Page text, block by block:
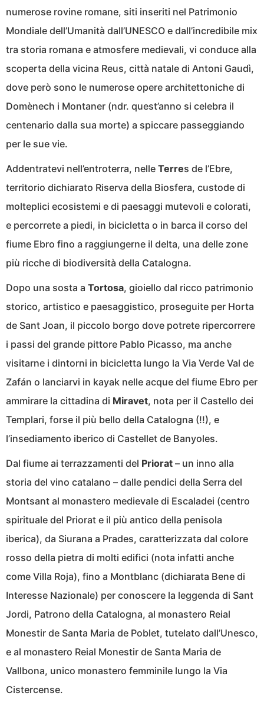
numerose rovine romane, siti inseriti nel Patrimonio
Mondiale dell’Umanità dall’UNESCO e dall’incredibile mix
tra storia romana e atmosfere medievali, vi conduce alla
scoperta della vicina Reus, città natale di Antoni Gaudì,
dove però sono le numerose opere architettoniche di
Domènech i Montaner (ndr. quest’anno si celebra il
centenario dalla sua morte) a spiccare passeggiando
per le sue vie.
Addentratevi nell’entroterra, nelle Terres de l’Ebre,
territorio dichiarato Riserva della Biosfera, custode di
molteplici ecosistemi e di paesaggi mutevoli e colorati,
e percorrete a piedi, in bicicletta o in barca il corso del
fiume Ebro fino a raggiungerne il delta, una delle zone
più ricche di biodiversità della Catalogna.
Dopo una sosta a Tortosa, gioiello dal ricco patrimonio
storico, artistico e paesaggistico, proseguite per Horta
de Sant Joan, il piccolo borgo dove potrete ripercorrere
i passi del grande pittore Pablo Picasso, ma anche
visitarne i dintorni in bicicletta lungo la Via Verde Val de
Zafán o lanciarvi in kayak nelle acque del fiume Ebro per
ammirare la cittadina di Miravet, nota per il Castello dei
Templari, forse il più bello della Catalogna (!!), e
l’insediamento iberico di Castellet de Banyoles.
Dal fiume ai terrazzamenti del Priorat – un inno alla
storia del vino catalano – dalle pendici della Serra del
Montsant al monastero medievale di Escaladei (centro
spirituale del Priorat e il più antico della penisola
iberica), da Siurana a Prades, caratterizzata dal colore
rosso della pietra di molti edifici (nota infatti anche
come Villa Roja), fino a Montblanc (dichiarata Bene di
Interesse Nazionale) per conoscere la leggenda di Sant
Jordi, Patrono della Catalogna, al monastero Reial
Monestir de Santa Maria de Poblet, tutelato dall’Unesco,
e al monastero Reial Monestir de Santa Maria de
Vallbona, unico monastero femminile lungo la Via
Cistercense.